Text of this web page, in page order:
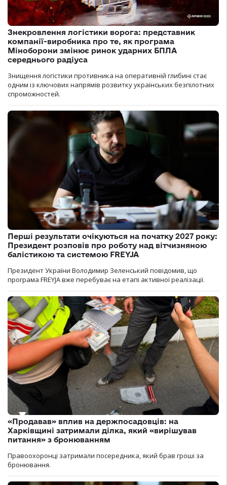
Знекровлення логістики ворога: представник
компанії-виробника про те, як програма
Міноборони змінює ринок ударних БПЛА
середнього радіуса
Знищення логістики противника на оперативній глибині стає
одним із ключових напрямів розвитку українських безпілотних
спроможностей.
Перші результати очікуються на початку 2027 року:
Президент розповів про роботу над вітчизняною
балістикою та системою FREYJA
Президент України Володимир Зеленський повідомив, що
програма FREYJA вже перебуває на етапі активної реалізації.
«Продавав» вплив на держпосадовців: на
Харківщині затримали ділка, який «вирішував
питання» з бронюванням
Правоохоронці затримали посередника, який брав гроші за
бронювання.